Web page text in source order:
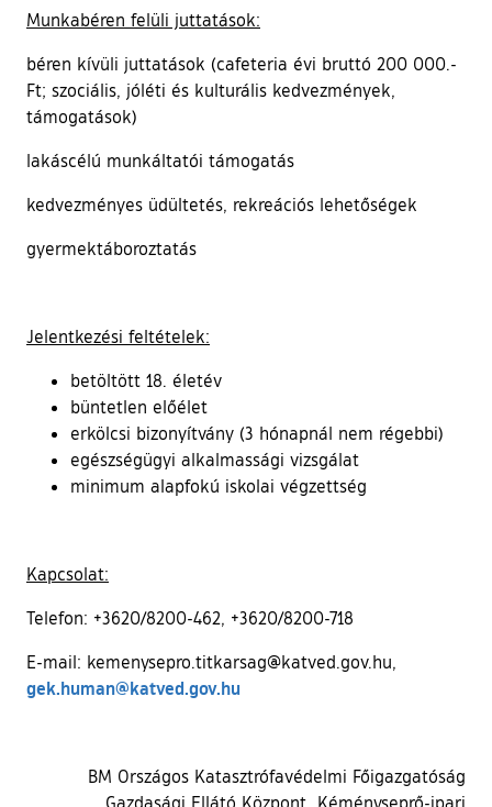
Munkabéren felüli juttatások:
béren kívüli juttatások (cafeteria évi bruttó 200 000.-
Ft; szociális, jóléti és kulturális kedvezmények,
támogatások)
lakáscélú munkáltatói támogatás
kedvezményes üdültetés, rekreációs lehetőségek
gyermektáboroztatás
Jelentkezési feltételek:
betöltött 18. életév
büntetlen előélet
erkölcsi bizonyítvány (3 hónapnál nem régebbi)
egészségügyi alkalmassági vizsgálat
minimum alapfokú iskolai végzettség
Kapcsolat:
Telefon: +3620/8200-462, +3620/8200-718
E-mail: kemenysepro.titkarsag@katved.gov.hu,
gek.human@katved.gov.hu
BM Országos Katasztrófavédelmi Főigazgatóság
Gazdasági Ellátó Központ Kéményseprő-ipari